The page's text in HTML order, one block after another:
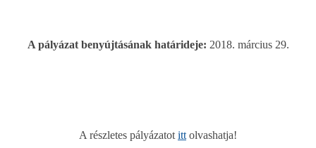
A pályázat benyújtásának határideje: 2018. március 29.
A részletes pályázatot itt olvashatja!